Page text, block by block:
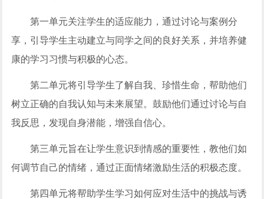
第一单元关注学生的适应能力，通过讨论与案例分
享，引导学生主动建立与同学之间的良好关系，并培养健
康的学习习惯与积极的心态。
第二单元将引导学生了解自我、珍惜生命，帮助他们
树立正确的自我认知与未来展望。鼓励他们通过讨论与自
我反思，发现自身潜能，增强自信心。
第三单元旨在让学生意识到情感的重要性，教他们如
何调节自己的情绪，通过正面情绪激励生活的积极态度。
第四单元将帮助学生学习如何应对生活中的挑战与诱